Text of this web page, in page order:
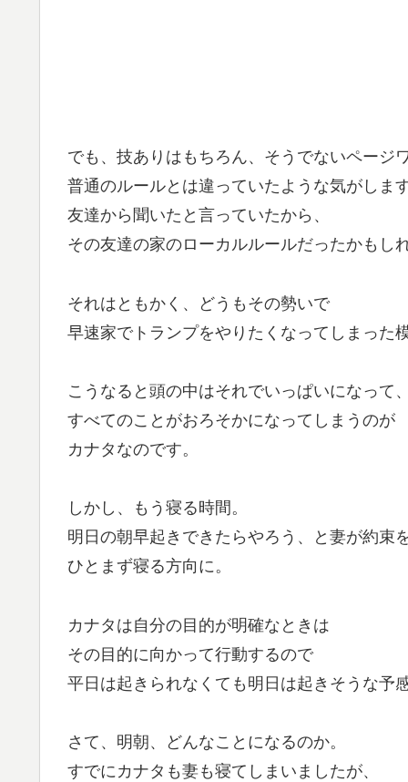
でも、技ありはもちろん、そうでないページ
普通のルールとは違っていたような気がします
友達から聞いたと言っていたから、
その友達の家のローカルルールだったかもし
それはともかく、どうもその勢いで
早速家でトランプをやりたくなってしまった模
こうなると頭の中はそれでいっぱいになって、
すべてのことがおろそかになってしまうのが
カナタなのです。
しかし、もう寝る時間。
明日の朝早起きできたらやろう、と妻が約束
ひとまず寝る方向に。
カナタは自分の目的が明確なときは
その目的に向かって行動するので
平日は起きられなくても明日は起きそうな予
さて、明朝、どんなことになるのか。
すでにカナタも妻も寝てしまいましたが、